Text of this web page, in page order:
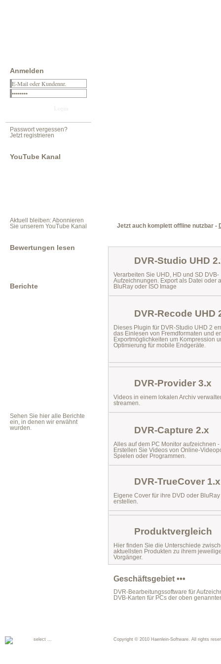
Anmelden
Passwort vergessen?
Jetzt registrieren
YouTube Kanal
Aktuell bleiben: Abonnieren
Sie unserem YouTube Kanal
Bewertungen lesen
Berichte
Sehen Sie hier alle Berichte
ein, in denen wir erwähnt
wurden.
Jetzt auch komplett offline nutzbar -
DVR-Studio UHD
Verarbeiten Sie UHD, HD und SD DVB-
Aufzeichnungen. Export als Datei oder
BluRay oder ISO Image
DVR-Recode UHD
Dieses Plugin für DVR-Studio UHD 2
das Einlesen von Fremdformaten und
Exportmöglichkeiten um Kompression
Optimierung für mobile Endgeräte.
DVR-Provider 3.x
Videos in einem lokalen Archiv
streamen.
DVR-Capture 2.x
Alles auf dem PC Monitor aufzeichnen -
Erstellen Sie Videos von Online-
Spielen oder Programmen.
DVR-TrueCover 1.x
Eigene Cover für ihre DVD oder
erstellen.
Produktvergleich
Hier finden Sie die Unterschiede
aktuellsten Produkten zu ihrem
Vorgänger.
Geschäftsgebiet •••
DVR-Bearbeitungssoftware für
DVB-Karten für PCs der oben
select ... Copyright © 2010 Haenlein-Software. All rights